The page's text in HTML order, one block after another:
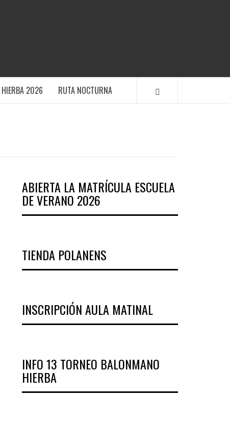
2026 RUTA NOCTURNA
ABIERTA LA MATRÍCULA ESCUELA
DE VERANO 2026
TIENDA POLANENS
INSCRIPCIÓN AULA MATINAL
INFO 13 TORNEO BALONMANO
HIERBA